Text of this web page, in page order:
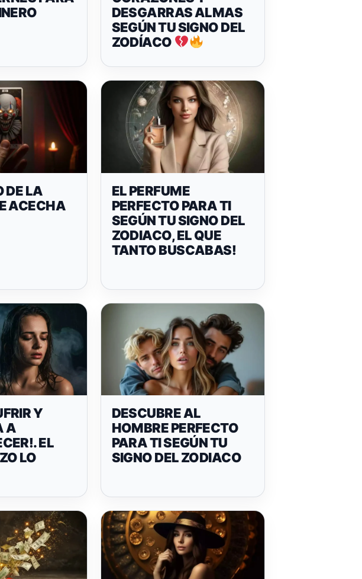
DESGARRAS ALMAS
SEGÚN TU SIGNO DEL
ZODÍACO
DE LA
ACECHA
EL PERFUME
PERFECTO PARA TI
SEGÚN TU SIGNO DEL
ZODIACO, EL QUE
TANTO BUSCABAS!
Y
A
EL
LO
DESCUBRE AL
HOMBRE PERFECTO
PARA TI SEGÚN TU
SIGNO DEL ZODIACO